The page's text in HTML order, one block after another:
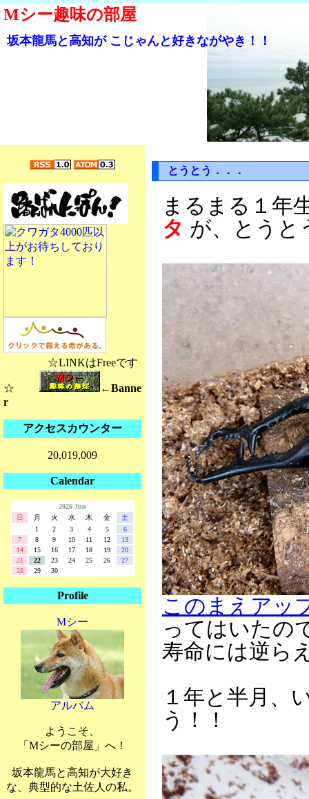
Mシー趣味の部屋
坂本龍馬と高知が こじゃんと好きながやき！！
☆LINKはFreeです
☆
←Banne
r
アクセスカウンター
20,019,009
Calendar
2026 Jun
日
月 火 水 木 金
土
1
2 3 4 5
6
7
8 9 10 11 12
13
14
15 16 17 18 19
20
21
22 23 24 25 26
27
28
29 30
Profile
Mシー
アルバム
ようこそ、
「Mシーの部屋」へ！
坂本龍馬と高知が大好き
な、典型的な土佐人の私。
とうとう．．．
まるまる１年
タ が、とうと
このまえアッ
ってはいたの
寿命には逆ら
１年と半月、
う！！